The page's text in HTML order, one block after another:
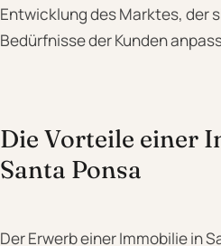
Entwicklung des Marktes, der
Bedürfnisse der Kunden
Die Vorteile einer
Santa Ponsa
Der Erwerb einer Immobilie in